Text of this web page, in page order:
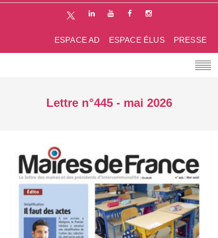
PRESSE
ESPACE ÉLUS
ESPACE AD
Lettre n°445 - mai 2026